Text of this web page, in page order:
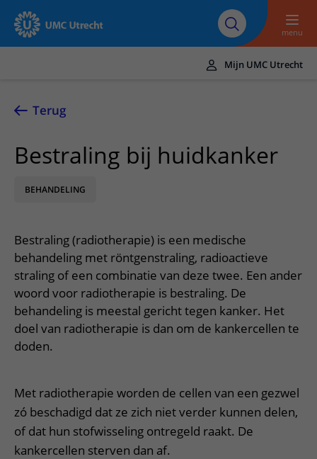
Naar hoofdinhoud
Over UMC
Utrecht
Research
Werken bij het UMC
Utrecht
menu
UMC Utrecht
Zorg en behandeling
Ziekten en aandoeningen
Poliklinieken
Verpleegafdelingen
Onze zorgverleners
Onderzoeken en diagnostiek
Het Wilhelmina Kinderziekenhuis
Afspraak en opname
Bezoek aan de polikliniek
Opname in het ziekenhuis
Voorbereiding op uw afspraak
Bloedprikken
Wachttijden
Wijzigen patiëntgegevens
Mijn UMC Utrecht patiëntportaal
Op bezoek in het UMC Utrecht
Apotheek
Winkels en restaurants
Faciliteiten en voorzieningen
Bezoekregels
Contact en route
Spoed
Contactgegevens
Route naar het ziekenhuis
Contact met polikliniek
Contact met verpleegafdeling
Verwijzers
Patiënt verwijzen
Teleconsult aanvragen
Zorgverlenersportaal
Meer UMC Utrecht
Over UMC Utrecht
Onderwijs
Werken bij het UMC Utrecht
Mijn UMC Utrecht
Terug
Bestraling bij huidkanker
BEHANDELING
Bestraling (radiotherapie) is een medische
behandeling met röntgenstraling, radioactieve
straling of een combinatie van deze twee. Een ander
woord voor radiotherapie is bestraling. De
behandeling is meestal gericht tegen kanker. Het
doel van radiotherapie is dan om de kankercellen te
doden.
Met radiotherapie worden de cellen van een gezwel
zó beschadigd dat ze zich niet verder kunnen delen,
of dat hun stofwisseling ontregeld raakt. De
kankercellen sterven dan af.